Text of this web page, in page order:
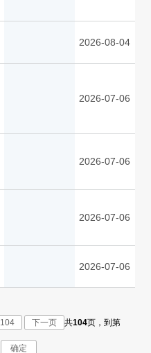
2026-08-04
2026-07-06
2026-07-06
2026-07-06
2026-07-06
104 下一页 共104页， 到第
确定